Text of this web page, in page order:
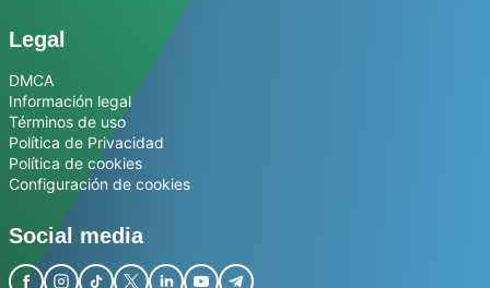
Legal
DMCA
Información legal
Términos de uso
Política de Privacidad
Política de cookies
Configuración de cookies
Social media